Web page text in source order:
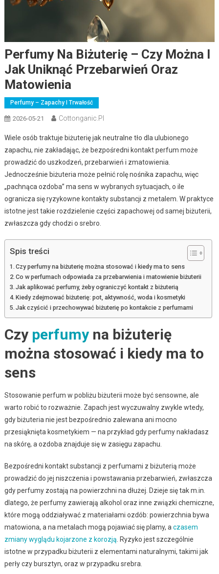
Perfumy Na Biżuterię – Czy Można I
Jak Uniknąć Przebarwień Oraz
Matowienia
Perfumy – Zapachy I Trwałość
2026-05-21 Cottonganic.pl
Wiele osób traktuje biżuterię jak neutralne tło dla ulubionego
zapachu, nie zakładając, że bezpośredni kontakt perfum może
prowadzić do uszkodzeń, przebarwień i zmatowienia.
Jednocześnie biżuteria może pełnić rolę nośnika zapachu, więc
„pachnąca ozdoba” ma sens w wybranych sytuacjach, o ile
ogranicza się ryzykowne kontakty substancji z metalem. W praktyce
istotne jest takie rozdzielenie części zapachowej od samej biżuterii,
zwłaszcza gdy chodzi o srebro.
Spis treści
Czy perfumy na biżuterię można stosować i kiedy ma to sens
Co w perfumach odpowiada za przebarwienia i matowienie biżuterii
Jak aplikować perfumy, żeby ograniczyć kontakt z biżuterią
Kiedy zdejmować biżuterię: pot, aktywność, woda i kosmetyki
Jak czyścić i przechowywać biżuterię po kontakcie z perfumami
Czy perfumyna biżuterię
można stosować i kiedy ma to
sens
Stosowanie perfum w pobliżu biżuterii może być sensowne, ale
warto robić to rozważnie. Zapach jest wyczuwalny zwykle wtedy,
gdy biżuteria nie jest bezpośrednio zalewana ani mocno
przesiąknięta kosmetykiem — na przykład gdy perfumy nakładasz
na skórę, a ozdoba znajduje się w zasięgu zapachu.
Bezpośredni kontakt substancji z perfumami z biżuterią może
prowadzić do jej niszczenia i powstawania przebarwień, zwłaszcza
gdy perfumy zostają na powierzchni na dłużej. Dzieje się tak m.in.
dlatego, że perfumy zawierają alkohol oraz inne związki chemiczne,
które mogą oddziaływać z materiałami ozdób: powierzchnia bywa
matowiona, a na metalach mogą pojawiać się plamy, a czasem
zmiany wyglądu kojarzone z korozją . Ryzyko jest szczególnie
istotne w przypadku biżuterii z elementami naturalnymi, takimi jak
perły czy bursztyn, oraz w przypadku srebra.